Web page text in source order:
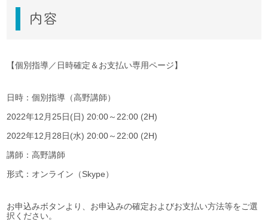
内容
【個別指導／日時確定＆お支払い専用ページ】
日時：個別指導（高野講師）
2022年12月25日(日) 20:00～22:00 (2H)
2022年12月28日(水) 20:00～22:00 (2H)
講師：高野講師
形式：オンライン（Skype）
お申込みボタンより、お申込みの確定およびお支払い方法等をご選
択ください。